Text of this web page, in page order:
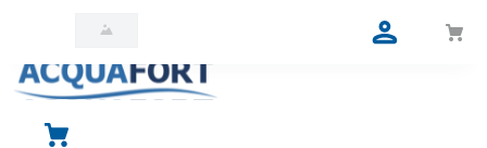
O que você está procurando?